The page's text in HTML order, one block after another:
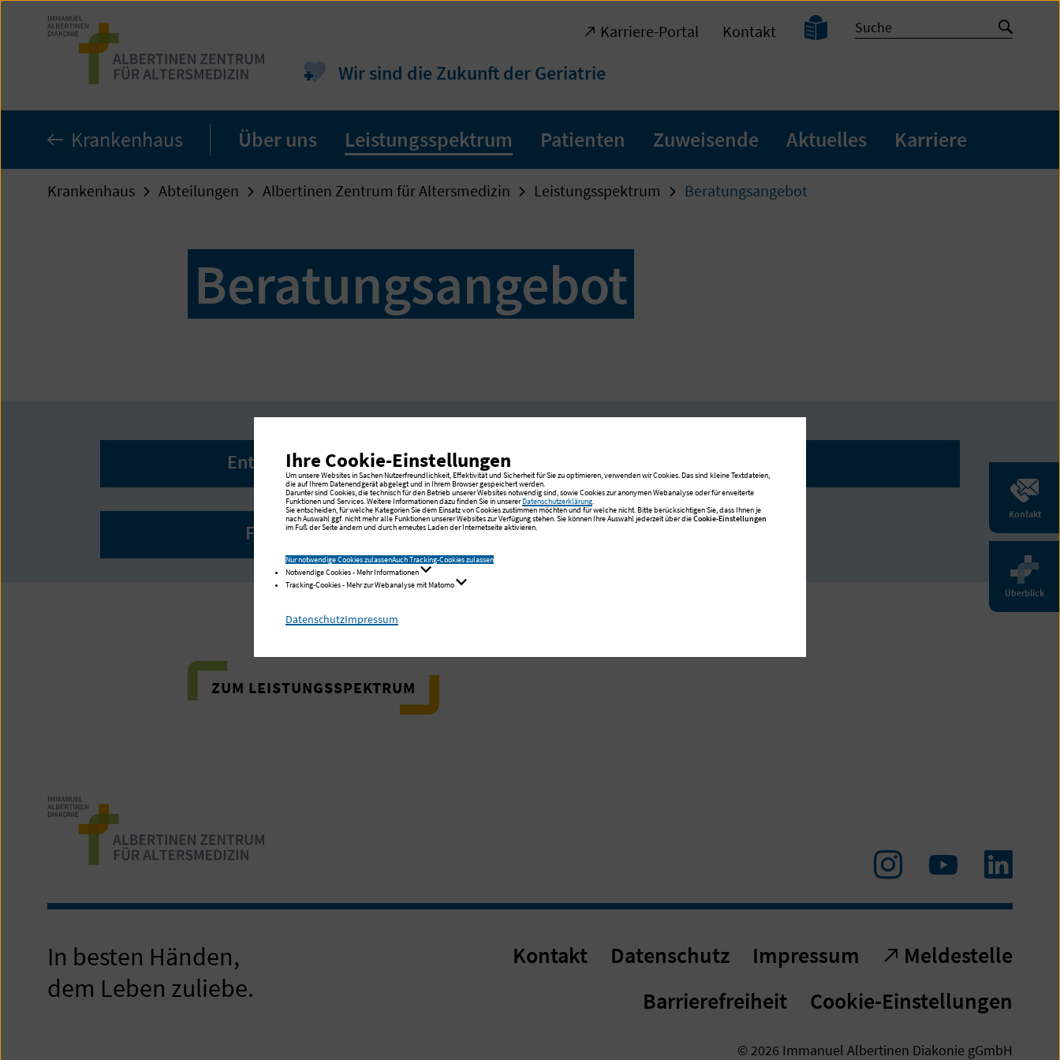
Zum
Seiteninhalt
Wir sind die Zukunft der Geriatrie
Karriere-Portal Kontakt
Leichte
Sprache
Suche
Suche
starten
Krankenhaus Über uns Leistungsspektrum Patienten Zuweisende Aktuelles Karriere
Krankenhaus Abteilungen Albertinen Zentrum für Altersmedizin Leistungsspektrum Beratungsangebot
Beratungsangebot
Kontakt
Überblick
Entlassmanagement
Familiale Pflege
ZUM LEISTUNGSSPEKTRUM
Zu
Instagram
Zum
Youtube-
In besten Händen,
dem Leben zuliebe.
Kontakt Datenschutz Impressum
Meldestelle
Barrierefreiheit
Cookie-Einstellungen
© 2026 Immanuel Albertinen Diakonie gGmbH
Ihre Cookie-Einstellungen
Um unsere Websites in Sachen Nutzerfreundlichkeit, Effektivität und Sicherheit für Sie zu optimieren, verwenden wir Cookies. Das sind kleine Textdateien,
die auf Ihrem Datenendgerät abgelegt und in Ihrem Browser gespeichert werden.
Darunter sind Cookies, die technisch für den Betrieb unserer Websites notwendig sind, sowie Cookies zur anonymen Webanalyse oder für erweiterte
Funktionen und Services. Weitere Informationen dazu finden Sie in unsererDatenschutzerklärung.
Sie entscheiden, für welche Kategorien Sie dem Einsatz von Cookies zustimmen möchten und für welche nicht. Bitte berücksichtigen Sie, dass Ihnen je
nach Auswahl ggf. nicht mehr alle Funktionen unserer Websites zur Verfügung stehen. Sie können Ihre Auswahl jederzeit über dieCookie-Einstellungen
im Fuß der Seite ändern und durch erneutes Laden der Internetseite aktivieren.
Nur notwendige Cookies zulassenAuch Tracking-Cookies zulassen
Notwendige Cookies - Mehr Informationen
Tracking-Cookies - Mehr zur Webanalyse mit Matomo
DatenschutzImpressum